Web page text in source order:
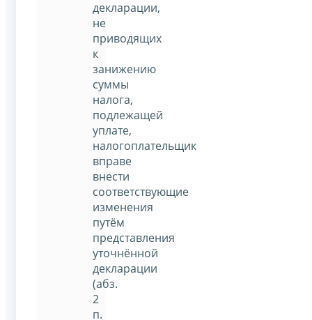
декларации,
не
приводящих
к
занижению
суммы
налога,
подлежащей
уплате,
налогоплательщик
вправе
внести
соответствующие
изменения
путём
представления
уточнённой
декларации
(абз.
2
п.